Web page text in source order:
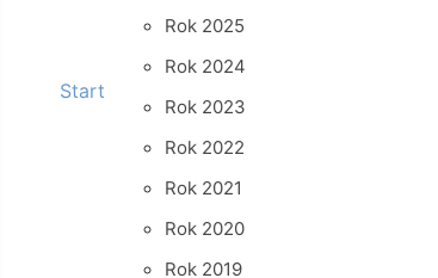
Start
Rok 2025
Rok 2024
Rok 2023
Rok 2022
Rok 2021
Rok 2020
Rok 2019